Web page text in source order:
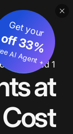
1 July – 31st August 2026 *extended
at
Get your
3
3
%
o
ff
+
At